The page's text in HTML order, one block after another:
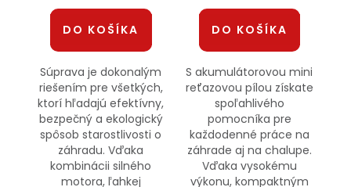
DO KOŠÍKA
Súprava je dokonalým
riešením pre všetkých,
ktorí hľadajú efektívny,
bezpečný a ekologický
spôsob starostlivosti o
záhradu. Vďaka
kombinácii silného
motora, ľahkej
DO KOŠÍKA
S akumulátorovou mini
reťazovou pílou získate
spoľahlivého
pomocníka pre
každodenné práce na
záhrade aj na chalupe.
Vďaka vysokému
výkonu, kompaktným